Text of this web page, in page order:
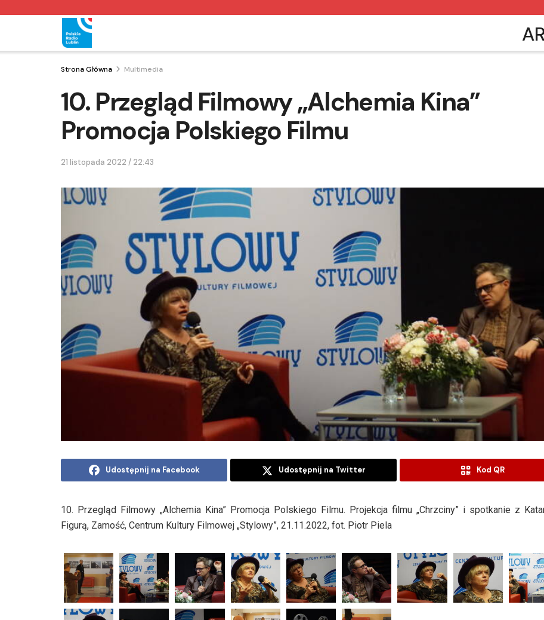
Strona Główna Multimedia
10. Przegląd Filmowy „Alchemia Kina”
Promocja Polskiego Filmu
21 listopada 2022 / 22:43
Udostępnij na Facebook Udostępnij na Twitter Kod QR
10. Przegląd Filmowy „Alchemia Kina” Promocja Polskiego Filmu. Projekcja filmu „Chrzciny” i spotkanie z
Figurą, Zamość, Centrum Kultury Filmowej „Stylowy”, 21.11.2022, fot. Piotr Piela